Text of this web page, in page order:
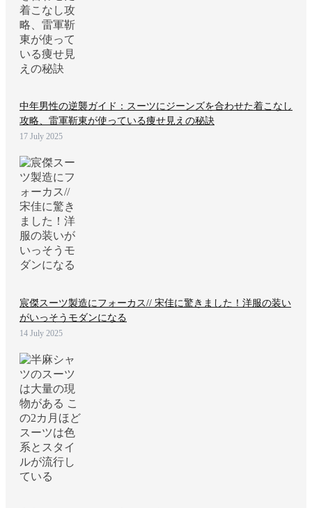
中年男性の逆襲ガイド：スーツにジーンズを合わせた着こなし
攻略、雷軍靳東が使っている痩せ見えの秘訣
17 July 2025
宸傑スーツ製造にフォーカス// 宋佳に驚きました！洋服の装い
がいっそうモダンになる
14 July 2025